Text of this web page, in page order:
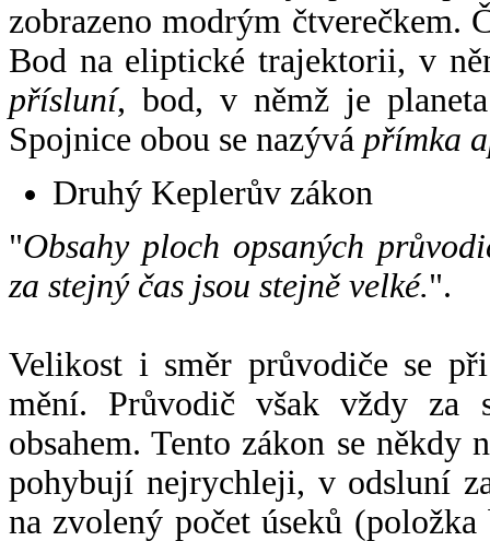
zobrazeno modrým čtverečkem.
Bod na eliptické trajektorii, v
přísluní, bod, v němž je
Spojnice obou se nazývá přímka
Druhý Keplerův zákon
"Obsahy ploch opsaných
za stejný čas jsou stejně velké.".
Velikost i směr průvodiče se
mění. Průvodič však vždy za
obsahem. Tento zákon se někdy
pohybují nejrychleji, v odsluní
na zvolený počet úseků